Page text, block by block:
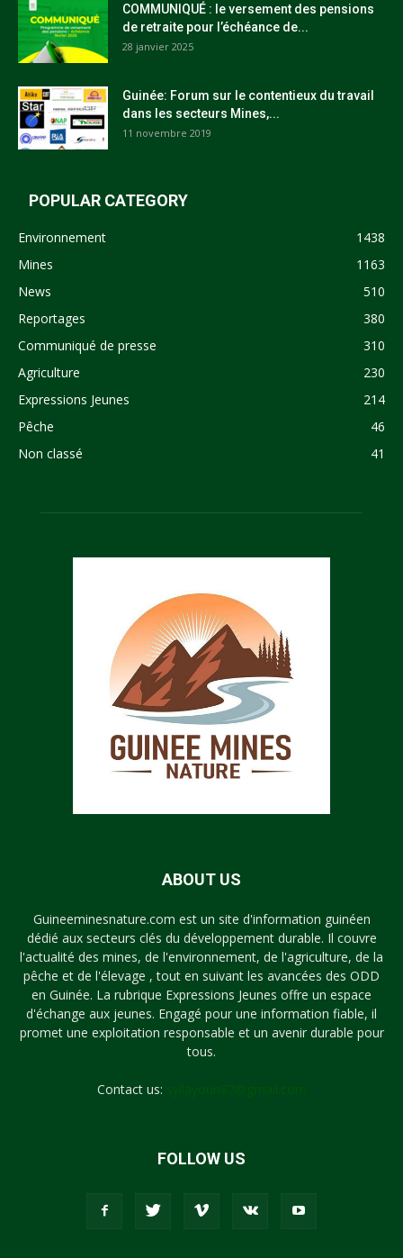
COMMUNIQUÉ : le versement des pensions
de retraite pour l’échéance de...
28 janvier 2025
Guinée: Forum sur le contentieux du travail
dans les secteurs Mines,...
11 novembre 2019
POPULAR CATEGORY
Environnement
1438
Mines
1163
News
510
Reportages
380
Communiqué de presse
310
Agriculture
230
Expressions Jeunes
214
Pêche
46
Non classé
41
ABOUT US
Guineeminesnature.com est un site d'information guinéen
dédié aux secteurs clés du développement durable. Il couvre
l'actualité des mines, de l'environnement, de l'agriculture, de la
pêche et de l'élevage , tout en suivant les avancées des ODD
en Guinée. La rubrique Expressions Jeunes offre un espace
d'échange aux jeunes. Engagé pour une information fiable, il
promet une exploitation responsable et un avenir durable pour
tous.
Contact us:
FOLLOW US